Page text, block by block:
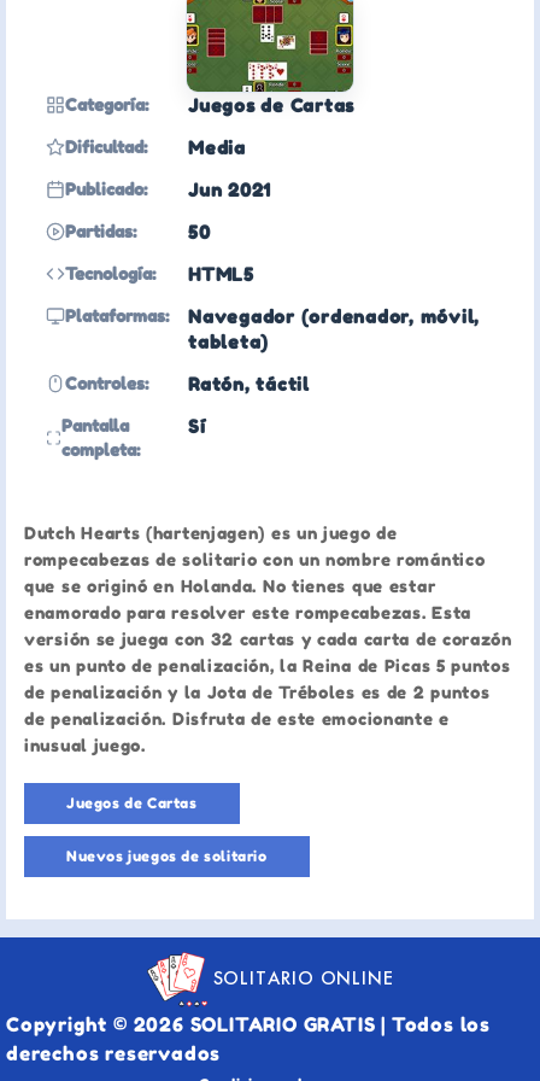
Categoría: Juegos de Cartas
Dificultad: Media
Publicado: Jun 2021
Partidas: 50
Tecnología: HTML5
Plataformas:
Navegador (ordenador, móvil,
tableta)
Controles: Ratón, táctil
Pantalla
completa:
Sí
Dutch Hearts (hartenjagen) es un juego de
rompecabezas de solitario con un nombre romántico
que se originó en Holanda. No tienes que estar
enamorado para resolver este rompecabezas. Esta
versión se juega con 32 cartas y cada carta de corazón
es un punto de penalización, la Reina de Picas 5 puntos
de penalización y la Jota de Tréboles es de 2 puntos
de penalización. Disfruta de este emocionante e
inusual juego.
Juegos de Cartas
Nuevos juegos de solitario
SOLITARIO ONLINE
Copyright © 2026 SOLITARIO GRATIS | Todos los
derechos reservados